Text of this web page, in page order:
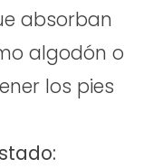
absorban
algodón o
los pies